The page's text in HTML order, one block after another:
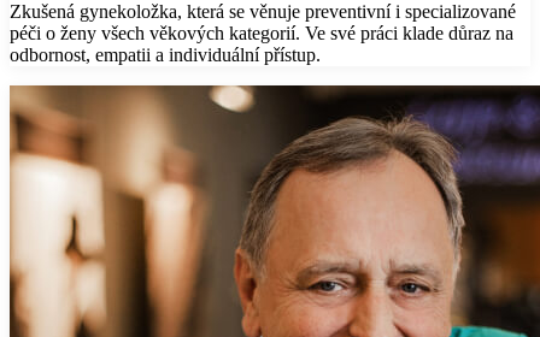
Zkušená gynekoložka, která se věnuje preventivní i specializované
péči o ženy všech věkových kategorií. Ve své práci klade důraz na
odbornost, empatii a individuální přístup.